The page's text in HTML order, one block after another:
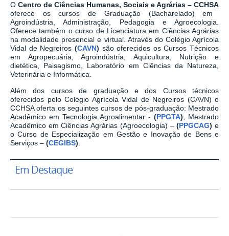
O Centro de Ciências Humanas, Sociais e Agrárias – CCHSA
oferece os cursos de Graduação (Bacharelado) em
Agroindústria, Administração, Pedagogia e Agroecologia.
Oferece também o curso de Licenciatura em Ciências Agrárias
na modalidade presencial e virtual. Através do Colégio Agrícola
Vidal de Negreiros (CAVN) são oferecidos os Cursos Técnicos
em Agropecuária, Agroindústria, Aquicultura, Nutrição e
dietética, Paisagismo, Laboratório em Ciências da Natureza,
Veterinária e Informática.
Além dos cursos de graduação e dos Cursos técnicos
oferecidos pelo Colégio Agrícola Vidal de Negreiros (CAVN) o
CCHSA oferta os seguintes cursos de pós-graduação: Mestrado
Acadêmico em Tecnologia Agroalimentar - (PPGTA) , Mestrado
Acadêmico em Ciências Agrárias (Agroecologia) –(PPGCAG) e
o Curso de Especialização em Gestão e Inovação de Bens e
Serviços – (CEGIBS)
Em Destaque